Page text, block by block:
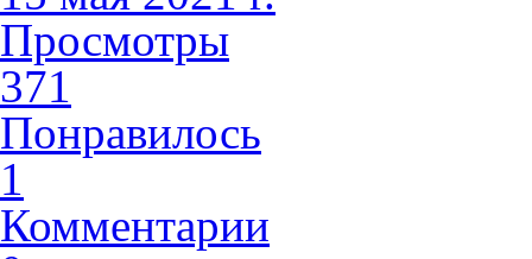
Просмотры
371
Понравилось
1
Комментарии